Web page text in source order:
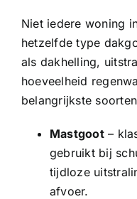
Niet iedere woning
hetzelfde type
als dakhelling,
hoeveelheid
belangrijkste
Mastgoot–
gebruikt bij
tijdloze
afvoer.